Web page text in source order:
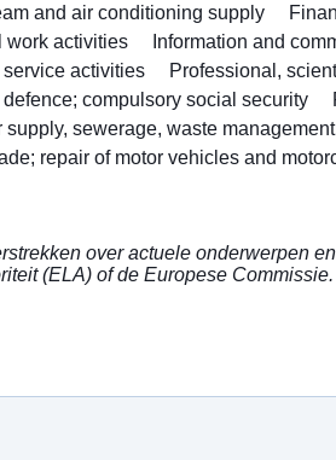
and air conditioning supply
work activities
Information and
service activities
Professional,
compulsory social security
supply, sewerage, waste
repair of motor vehicles and
over actuele onderwerpen
(ELA) of de Europese